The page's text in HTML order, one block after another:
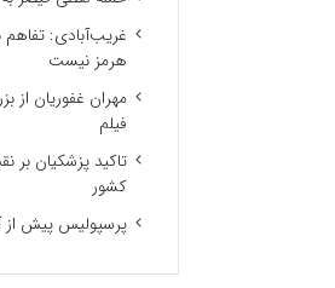
غریب‌آبادی: تفاهم
هرمز نیست
مهران غفوریان از
فیلم
تاکید پزشکیان بر
کشور
پرسپولیس پیش از